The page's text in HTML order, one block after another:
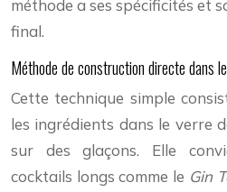
méthode a ses spécificités et
final.
Méthode de construction directe dans
Cette technique simple
les ingrédients dans le verre
sur des glaçons. Elle
cocktails longs comme le Gin